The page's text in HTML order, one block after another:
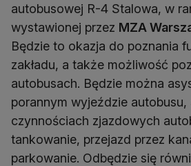
autobusowej R-4 Stalowa, w
wystawionej przez MZA
Będzie to okazja do poznania
zakładu, a także możliwość
autobusach. Będzie można
porannym wyjeździe autobusu,
czynnościach zjazdowych
tankowanie, przejazd przez
parkowanie. Odbędzie się